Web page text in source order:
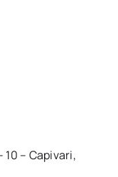
10 – Capivari,